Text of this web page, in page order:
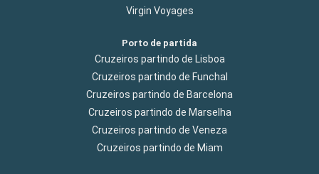
Virgin Voyages
Porto de partida
Cruzeiros partindo de Lisboa
Cruzeiros partindo de Funchal
Cruzeiros partindo de Barcelona
Cruzeiros partindo de Marselha
Cruzeiros partindo de Veneza
Cruzeiros partindo de Miam